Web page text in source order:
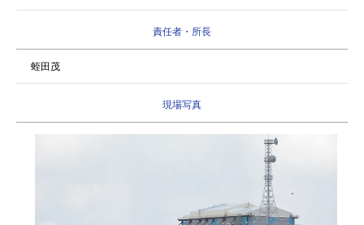
責任者・所長
蛭田茂
現場写真